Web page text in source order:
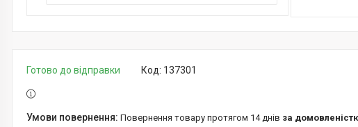
Готово до відправки Код: 137301
повернення товару протягом 14 днів за